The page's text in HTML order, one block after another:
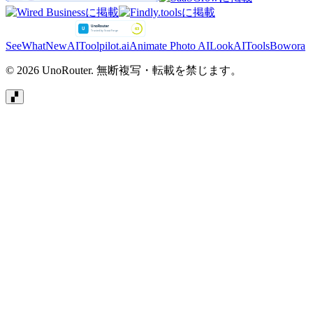
SeeWhatNewAIToolpilot.aiAnimate Photo AILookAIToolsBowora
© 2026 UnoRouter. 無断複写・転載を禁じます。
▞